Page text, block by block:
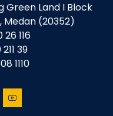
Green Land I Block
Medan (20352)
116
39
1110